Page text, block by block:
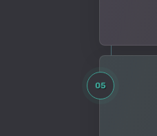
05